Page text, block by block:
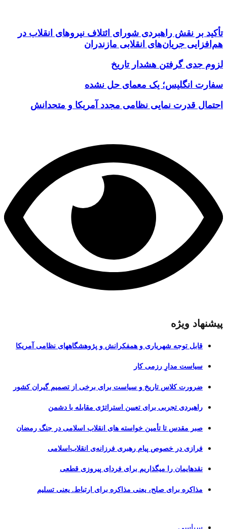
تأکید بر نقش راهبردی شورای ائتلاف نیروهای انقلاب در
هم‌افزایی جریان‌های انقلابی مازندران
لزوم جدی گرفتن هشدار تاریخ
سفارت انگلیس؛ یک معمای حل نشده
احتمال قدرت نمایی نظامی مجدد آمریکا و متحدانش
پیشنهاد ویژه
قابل توجه شهریاری و همفکرانش و پژوهشگاههای نظامی آمریکا
سیاست مدارِ رزمی کار
ضرورت کلاس تاریخ و سیاست برای برخی از تصمیم گیران کشور
راهبردی تجربی برای تعیین استراتژی مقابله با دشمن
صبر مقدس تا تأمین خواسته های انقلاب اسلامی در جنگ رمضان
فرازی در خصوص پیام رهبری فرزانه‌ی انقلاب‌اسلامی
نقدهایمان را میگذاریم برای فردای پیروزی قطعی
مذاکره برای صلح، یعنی مذاکره برای ارتباط. یعنی تسلیم
سیاسی